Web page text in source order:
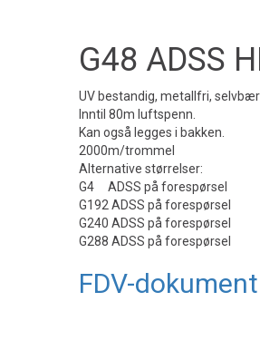
G48 ADSS
UV bestandig, metallfri,
Inntil 80m luftspenn.
Kan også legges i bakken.
2000m/trommel
Alternative størrelser:
G4 ADSS på forespørsel
G192 ADSS på forespørsel
G240 ADSS på forespørsel
G288 ADSS på forespørsel
FDV-dokument